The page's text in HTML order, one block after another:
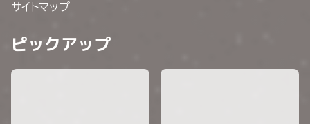
サイトマップ
ピックアップ